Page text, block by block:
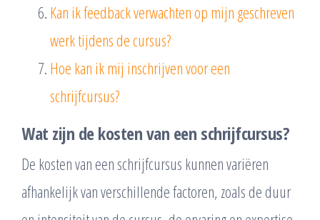
Kan ik feedback verwachten op mijn geschreven
werk tijdens de cursus?
Hoe kan ik mij inschrijven voor een
schrijfcursus?
Wat zijn de kosten van een schrijfcursus?
De kosten van een schrijfcursus kunnen variëren
afhankelijk van verschillende factoren, zoals de duur